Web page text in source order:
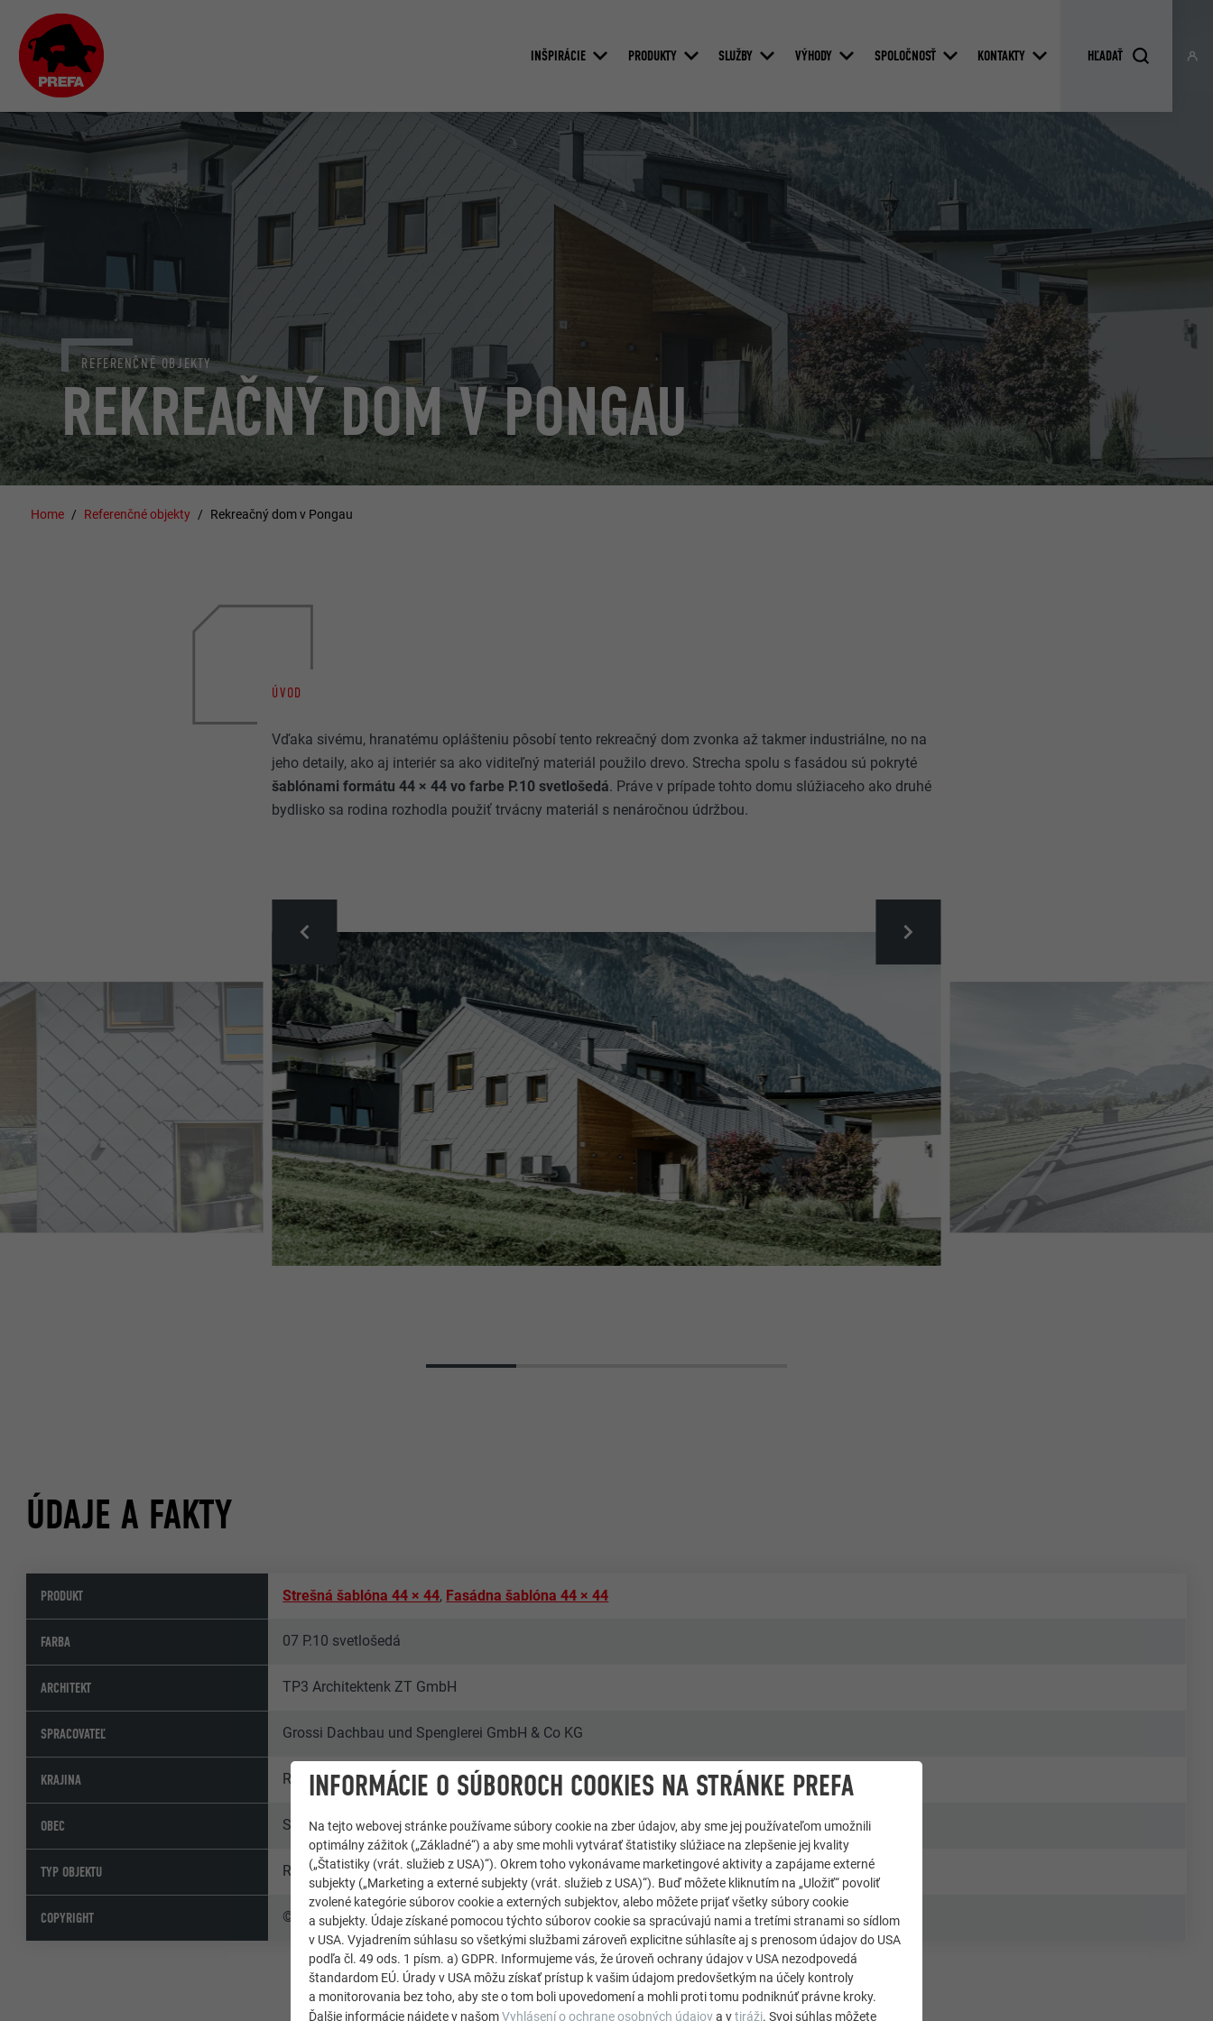
INŠPIRÁCIE PRODUKTY SLUŽBY VÝHODY SPOLOČNOSŤ KONTAKTY
REKREAČNÝ DOM V PONGAU
REFERENČNÉ OBJEKTY
Home Referenčné objekty Rekreačný dom v Pongau
ÚVOD
Vďaka sivému, hranatému oplášteniu pôsobí tento rekreačný dom zvonka až takmer industriálne, no na
jeho detaily, ako aj interiér sa ako viditeľný materiál použilo drevo. Strecha spolu s fasádou sú pokryté
šablónami formátu 44 × 44 vo farbe P.10 svetlošedá. Práve v prípade tohto domu slúžiaceho ako druhé
bydlisko sa rodina rozhodla použiť trvácny materiál s nenáročnou údržbou.
ÚDAJE A FAKTY
PRODUKT Strešná šablóna 44 × 44, Fasádna šablóna 44 × 44
FARBA 07 P.10 svetlošedá
ARCHITEKT TP3 Architektenk ZT GmbH
SPRACOVATEĽ Grossi Dachbau und Spenglerei GmbH & Co KG
KRAJINA Rakúsko
OBEC St. Veit im Pongau
TYP OBJEKTU Rodinné domy, Obytné komplexy a bytové domy
COPYRIGHT © PREFA | Croce & Wir
INFORMÁCIE O SÚBOROCH COOKIES NA STRÁNKE PREFA
Na tejto webovej stránke používame súbory cookie na zber údajov, aby sme jej používateľom umožnili
optimálny zážitok („Základné“) a aby sme mohli vytvárať štatistiky slúžiace na zlepšenie jej kvality
(„Štatistiky (vrát. služieb z USA)“). Okrem toho vykonávame marketingové aktivity a zapájame externé
subjekty („Marketing a externé subjekty (vrát. služieb z USA)“). Buď môžete kliknutím na „Uložiť“ povoliť
zvolené kategórie súborov cookie a externých subjektov, alebo môžete prijať všetky súbory cookie
a subjekty. Údaje získané pomocou týchto súborov cookie sa spracúvajú nami a tretími stranami so sídlom
v USA. Vyjadrením súhlasu so všetkými službami zároveň explicitne súhlasíte aj s prenosom údajov do USA
podľa čl. 49 ods. 1 písm. a) GDPR. Informujeme vás, že úroveň ochrany údajov v USA nezodpovedá
štandardom EÚ. Úrady v USA môžu získať prístup k vašim údajom predovšetkým na účely kontroly
a monitorovania bez toho, aby ste o tom boli upovedomení a mohli proti tomu podniknúť právne kroky.
Ďalšie informácie nájdete v našomVyhlásení o ochrane osobných údajova vtiráži. Svoj súhlas môžete